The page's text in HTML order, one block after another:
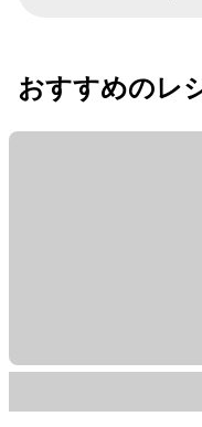
おすすめのレ